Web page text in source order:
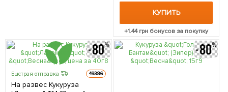
КУПИТЬ
+1.44грн бонусов за покупку
Быстрая отправка 49386
На развес Кукуруза